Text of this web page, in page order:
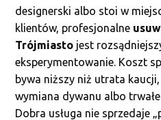
designerski albo stoi w
klientów, profesjonalne
Trójmiasto jest
eksperymentowanie. Koszt
bywa niższy niż utrata
wymiana dywanu albo
Dobra usługa nie sprzedaje